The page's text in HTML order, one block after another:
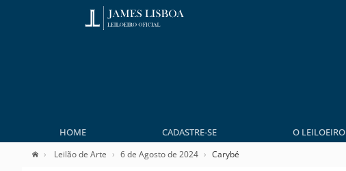
HOME CADASTRE-SE O LEILOEIRO
Leilão de Arte 6 de Agosto de 2024 Carybé